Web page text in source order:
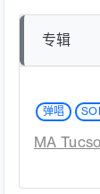
专辑
弹唱
MA